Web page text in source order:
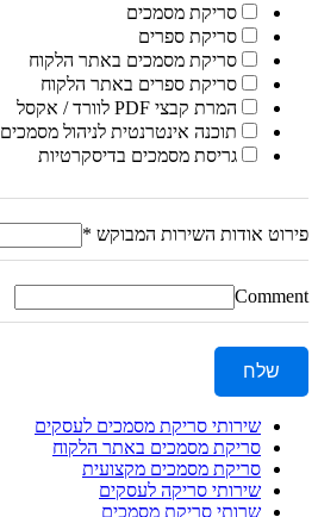
סריקת מסמכים
סריקת ספרים
סריקת מסמכים באתר הלקוח
סריקת ספרים באתר הלקוח
המרת קבצי PDF לוורד / אקסל
תוכנה אינטרנטית לניהול מסמכים
גריסת מסמכים בדיסקרטיות
פירוט אודות השירות המבוקש *
Comment
שלח
שירותי סריקת מסמכים לעסקים
סריקת מסמכים באתר הלקוח
סריקת מסמכים מקצועית
שירותי סריקה לעסקים
שרותי סריקת מסמכים